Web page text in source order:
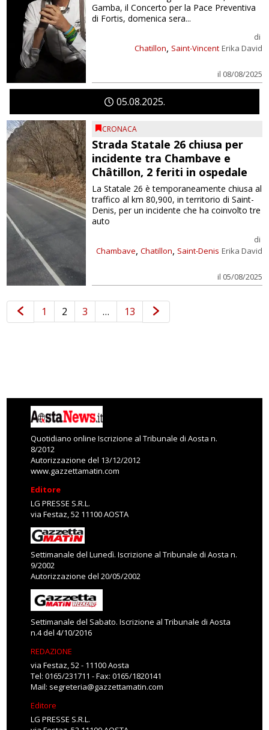
Chatillon, Saint-Vincent
di
Erika David
il 08/08/2025
Gamba, il Concerto per la Pace Preventiva
di Fortis, domenica sera...
0508 2025
CRONACA
Strada Statale 26 chiusa per
incidente tra Chambave e
Châtillon, 2 feriti in ospedale
Chambave, Chatillon, Saint-Denis
di
Erika David
il 05/08/2025
La Statale 26 è temporaneamente chiusa al
traffico al km 80,900, in territorio di Saint-
Denis, per un incidente che ha coinvolto tre
auto
1 2 3 … 13
Quotidiano online Iscrizione al Tribunale di Aosta n.
8/2012
Autorizzazione del 13/12/2012
www.gazzettamatin.com
Editore
LG PRESSE S.R.L.
via Festaz, 52 11100 AOSTA
Settimanale del Lunedì. Iscrizione al Tribunale di Aosta n.
9/2002
Autorizzazione del 20/05/2002
Settimanale del Sabato. Iscrizione al Tribunale di Aosta
n.4 del 4/10/2016
REDAZIONE
via Festaz, 52 - 11100 Aosta
Tel: 0165/231711 - Fax: 0165/1820141
Mail: segreteria@gazzettamatin.com
Editore
LG PRESSE S.R.L.